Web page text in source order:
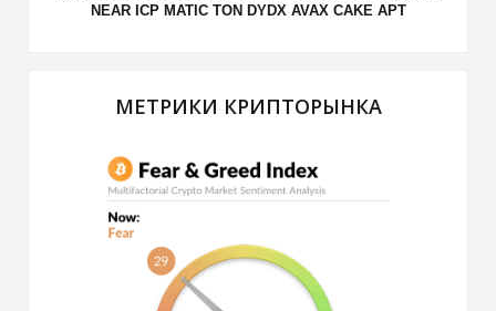
NEAR ICP MATIC TON DYDX AVAX CAKE APT
МЕТРИКИ КРИПТОРЫНКА